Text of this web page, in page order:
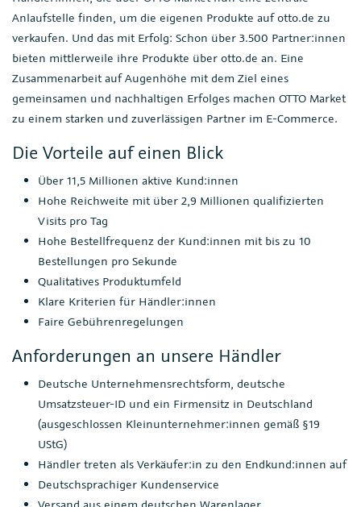
Anlaufstelle finden, um die eigenen Produkte auf otto.de zu
verkaufen. Und das mit Erfolg: Schon über 3.500 Partner:innen
bieten mittlerweile ihre Produkte über otto.de an. Eine
Zusammenarbeit auf Augenhöhe mit dem Ziel eines
gemeinsamen und nachhaltigen Erfolges machen OTTO Market
zu einem starken und zuverlässigen Partner im E-Commerce.
Die Vorteile auf einen Blick
Über 11,5 Millionen aktive Kund:innen
Hohe Reichweite mit über 2,9 Millionen qualifizierten
Visits pro Tag
Hohe Bestellfrequenz der Kund:innen mit bis zu 10
Bestellungen pro Sekunde
Qualitatives Produktumfeld
Klare Kriterien für Händler:innen
Faire Gebührenregelungen
Anforderungen an unsere Händler
Deutsche Unternehmensrechtsform, deutsche
Umsatzsteuer-ID und ein Firmensitz in Deutschland
(ausgeschlossen Kleinunternehmer:innen gemäß §19
UStG)
Händler treten als Verkäufer:in zu den Endkund:innen auf
Deutschsprachiger Kundenservice